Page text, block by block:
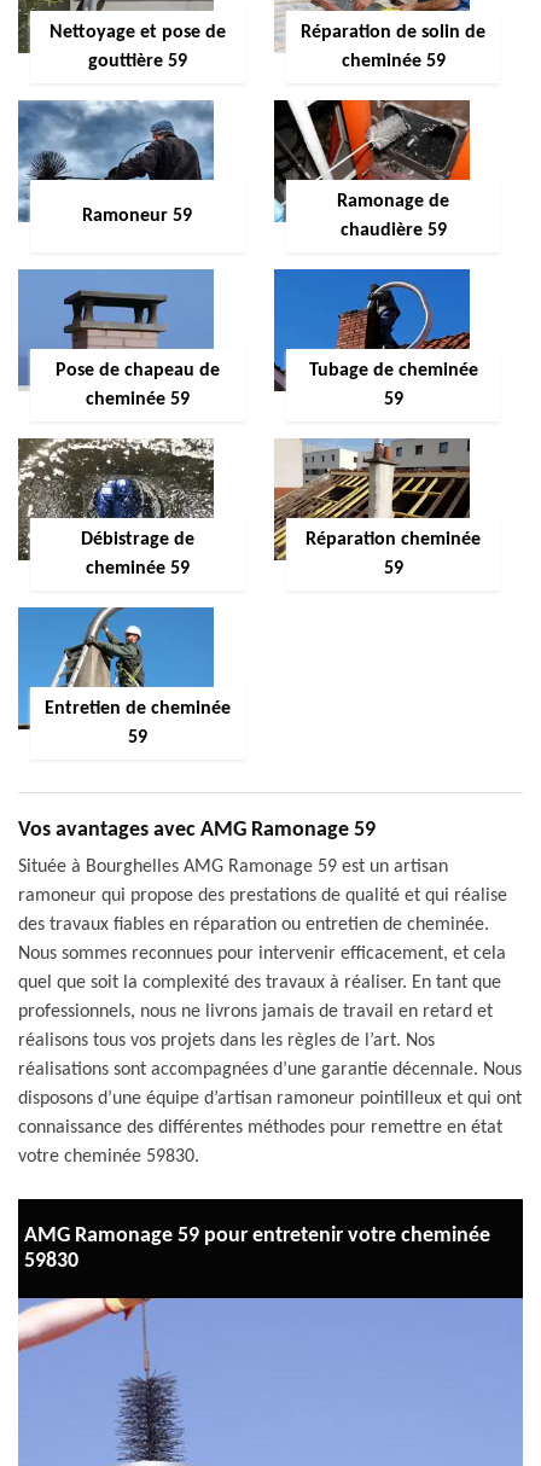
Nettoyage et pose de
gouttière 59
Réparation de solin de
cheminée 59
Ramoneur 59
Ramonage de
chaudière 59
Pose de chapeau de
cheminée 59
Tubage de cheminée
59
Débistrage de
cheminée 59
Réparation cheminée
59
Entretien de cheminée
59
Vos avantages avec AMG Ramonage 59
Située à Bourghelles AMG Ramonage 59 est un artisan
ramoneur qui propose des prestations de qualité et qui réalise
des travaux fiables en réparation ou entretien de cheminée.
Nous sommes reconnues pour intervenir efficacement, et cela
quel que soit la complexité des travaux à réaliser. En tant que
professionnels, nous ne livrons jamais de travail en retard et
réalisons tous vos projets dans les règles de l’art. Nos
réalisations sont accompagnées d’une garantie décennale. Nous
disposons d’une équipe d’artisan ramoneur pointilleux et qui ont
connaissance des différentes méthodes pour remettre en état
votre cheminée 59830.
AMG Ramonage 59 pour entretenir votre cheminée
59830